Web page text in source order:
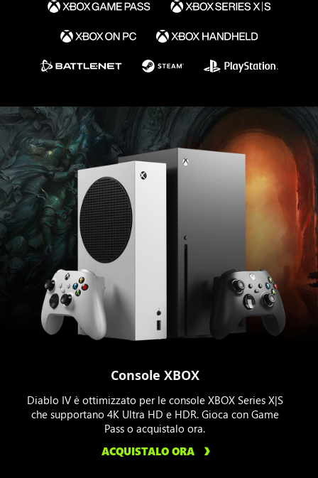
Console XBOX
Diablo IV è ottimizzato per le console XBOX Series X|S
che supportano 4K Ultra HD e HDR. Gioca con Game
Pass o acquistalo ora.
ACQUISTALO ORA